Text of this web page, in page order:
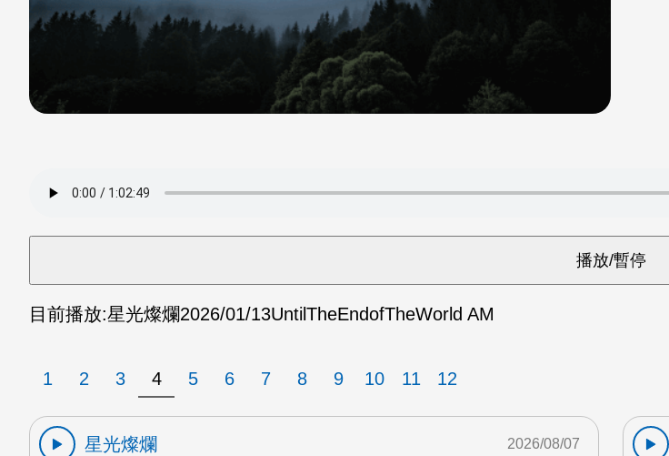
目前播放:星光燦爛2026/01/13UntilTheEndofTheWorld AM
1 2 3 4 5 6 7 8 9 10 11 12
星光燦爛
2026/08/07